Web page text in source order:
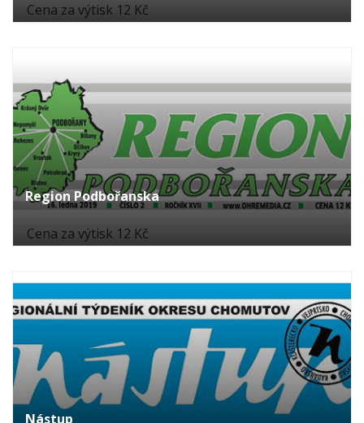
Cena za výtisk 12 Kč
Region Podbořanska
Cena za výtisk 12 Kč
Nástup